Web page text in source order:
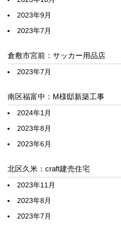
2023年9月
2023年7月
倉敷市宮前：サッカー用品店
2023年7月
南区福富中：M様邸新築工事
2024年1月
2023年8月
2023年6月
北区久米：craft建売住宅
2023年11月
2023年8月
2023年7月